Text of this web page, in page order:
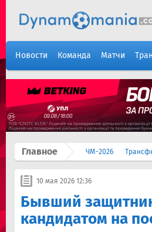
Новости Команда Матчи
Главное ЧМ-2026
10 мая 2026 12:36
Бывший
кандидатом на